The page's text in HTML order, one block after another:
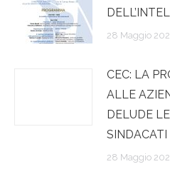
28 Maggio
CEC: LA
ALLE
DELUDE
SINDACATI
28 Maggio